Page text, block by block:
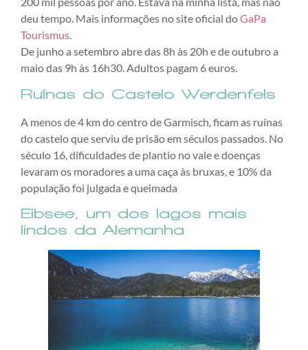
deu tempo. Mais informações no site oficial doGaPa
Tourismus.
De junho a setembro abre das 8h às 20h e de outubro a
maio das 9h às 16h30. Adultos pagam 6 euros.
Ruínas do Castelo Werdenfels
A menos de 4 km do centro de Garmisch, ficam as ruínas
do castelo que serviu de prisão em séculos passados. No
século 16, dificuldades de plantio no vale e doenças
levaram os moradores a uma caça às bruxas, e 10% da
população foi julgada e queimada
Eibsee, um dos lagos mais
lindos da Alemanha